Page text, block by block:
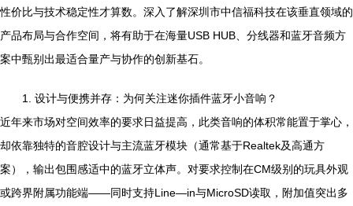
性价比与技术稳定性才算数。深入了解深圳市中信福科技在该垂直领域的
产品布局与合作空间，将有助于在海量USB HUB、分线器和蓝牙音频方
案中甄别出最适合量产与协作的创新基石。
1. 设计与便携并存：为何关注迷你插件蓝牙小音响？
近年来市场对空间效率的要求日益提高，此类音响的体积常能置于掌心，
却依靠独特的音腔设计与主流蓝牙模块（通常基于Realtek及高通方
案），输出包围感适中的蓝牙立体声。对要求控制在CM级别的玩具外观
或跨界附属功能端——同时支持Line—in与MicroSD读取，附加值突出多